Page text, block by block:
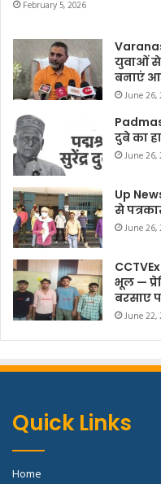
February 5, 2026
युवाओं से
बनाएं
June 26,
दुबे का
June 26,
Up
से
June 26,
भूल —
बरसाए
June 22,
Quick Links
Home